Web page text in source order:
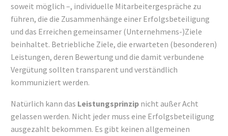
soweit möglich –, individuelle Mitarbeitergespräche zu
führen, die die Zusammenhänge einer Erfolgsbeteiligung
und das Erreichen gemeinsamer (Unternehmens-)Ziele
beinhaltet. Betriebliche Ziele, die erwarteten (besonderen)
Leistungen, deren Bewertung und die damit verbundene
Vergütung sollten transparent und verständlich
kommuniziert werden.
Natürlich kann das Leistungsprinzip nicht außer Acht
gelassen werden. Nicht jeder muss eine Erfolgsbeteiligung
ausgezahlt bekommen. Es gibt keinen allgemeinen